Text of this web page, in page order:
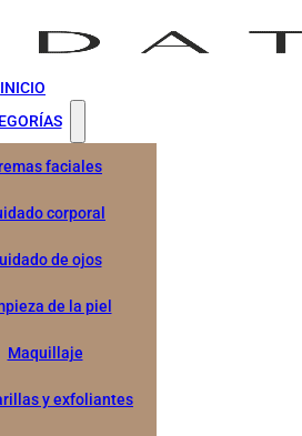
INICIO
faciales
corporal
de ojos
de la piel
Maquillaje
y exfoliantes